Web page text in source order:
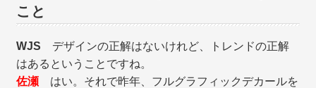
こと
WJS デザインの正解はないけれど、トレンドの正解
はあるということですね。
佐瀬 はい。それで昨年、フルグラフィックデカールを